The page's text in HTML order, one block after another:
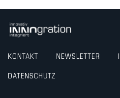
KONTAKT NEWSLETTER
DATENSCHUTZ